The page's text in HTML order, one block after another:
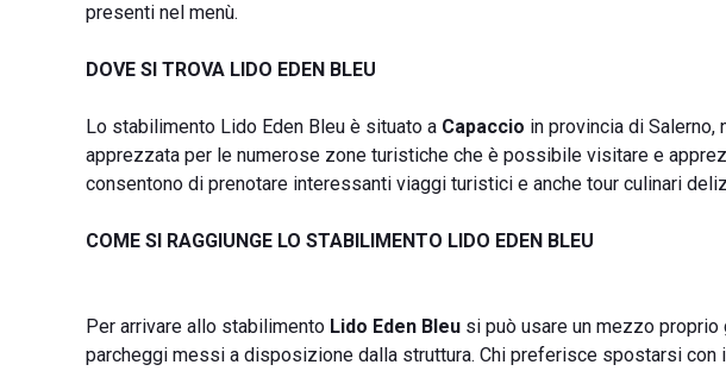
presenti nel menù.
DOVE SI TROVA LIDO EDEN BLEU
Lo stabilimento Lido Eden Bleu è situato a Capaccio in provincia di Salerno,
apprezzata per le numerose zone turistiche che è possibile visitare e
consentono di prenotare interessanti viaggi turistici e anche tour culinari
COME SI RAGGIUNGE LO STABILIMENTO LIDO EDEN BLEU
Per arrivare allo stabilimento Lido Eden Bleu si può usare un mezzo
parcheggi messi a disposizione dalla struttura. Chi preferisce spostarsi con i